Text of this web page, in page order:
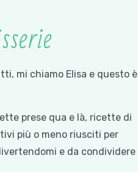
mi chiamo Elisa e questo è
prese qua e là, ricette di
più o meno riusciti per
e da condividere